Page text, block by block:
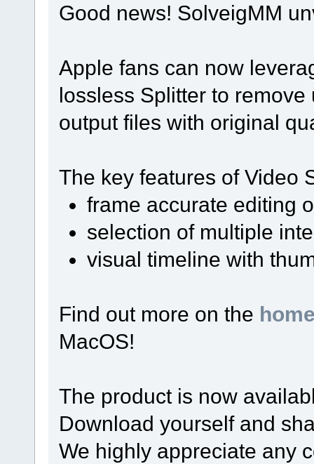
Good news! SolveigMM
Apple fans can now
lossless Splitter to
output files with original
The key features of Video
frame accurate editing
selection of multiple
visual timeline with
Find out more on the
MacOS!
The product is now
Download yourself and
We highly appreciate any